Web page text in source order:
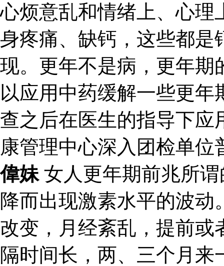
心烦意乱和情绪上、心理
身疼痛、缺钙，这些都是
现。更年不是病，更年期
以应用中药缓解一些更
查之后在医生的指导下应
康管理中心深入团检单
偉妹女人更年期前兆所
降而出现激素水平的波
改变，月经紊乱，提前或
隔时间长，两、三个月